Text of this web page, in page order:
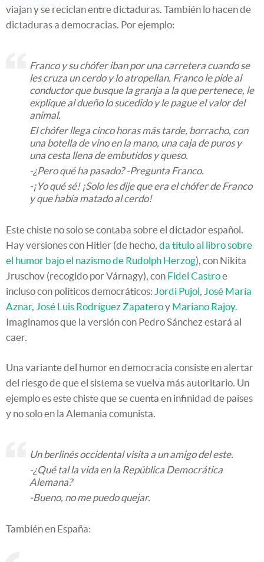
viajan y se reciclan entre dictaduras. También lo hacen de
dictaduras a democracias. Por ejemplo:
Franco y su chófer iban por una carretera cuando se
les cruza un cerdo y lo atropellan. Franco le pide al
conductor que busque la granja a la que pertenece, le
explique al dueño lo sucedido y le pague el valor del
animal.
El chófer llega cinco horas más tarde, borracho, con
una botella de vino en la mano, una caja de puros y
una cesta llena de embutidos y queso.
-¿Pero qué ha pasado? -Pregunta Franco.
-¡Yo qué sé! ¡Solo les dije que era el chófer de Franco
y que había matado al cerdo!
Este chiste no solo se contaba sobre el dictador español.
Hay versiones con Hitler (de hecho, da título al libro sobre
el humor bajo el nazismo de Rudolph Herzog), con Nikita
Jruschov (recogido por Várnagy), con Fidel Castroe
incluso con políticos democráticos: Jordi Pujol
José María
Aznar, José Luis Rodríguez Zapateroy Mariano Rajoy.
Imaginamos que la versión con Pedro Sánchez estará al
caer.
Una variante del humor en democracia consiste en alertar
del riesgo de que el sistema se vuelva más autoritario. Un
ejemplo es este chiste que se cuenta en infinidad de países
y no solo en la Alemania comunista.
Un berlinés occidental visita a un amigo del este.
-¿Qué tal la vida en la República Democrática
Alemana?
-Bueno, no me puedo quejar.
También en España: